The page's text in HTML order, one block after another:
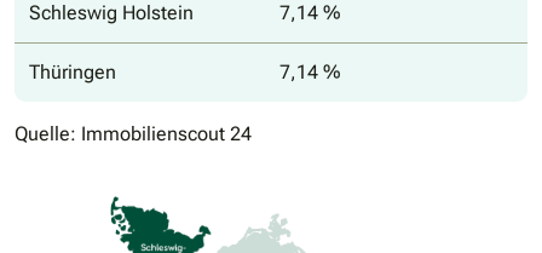
Schleswig Holstein 7,14 %
Thüringen 7,14 %
Quelle: Immobilienscout 24